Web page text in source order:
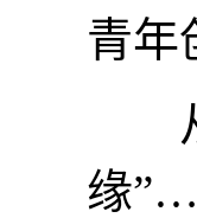
青年
从
缘